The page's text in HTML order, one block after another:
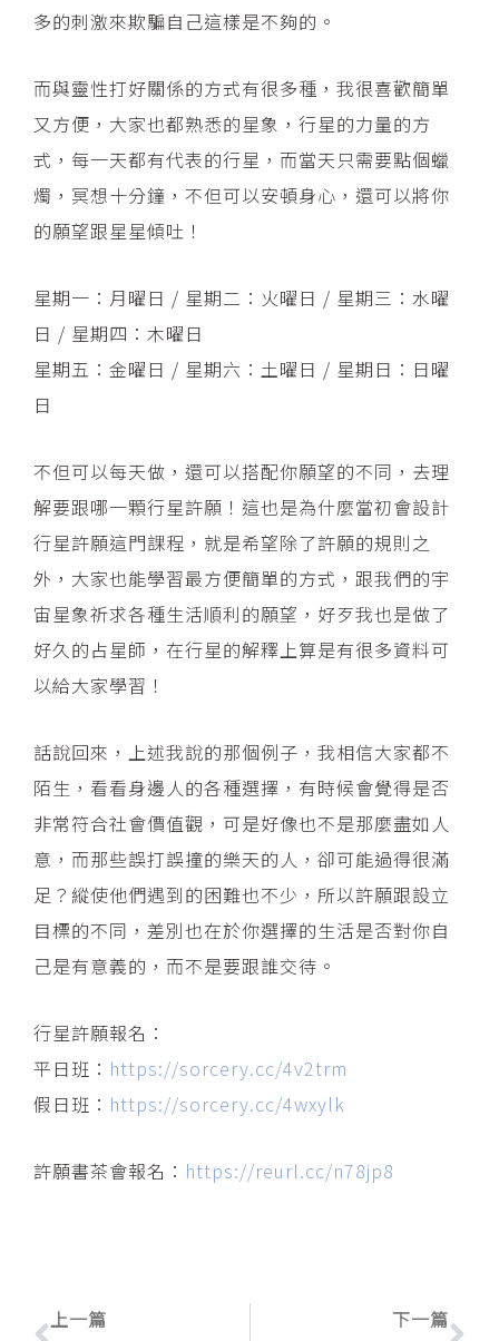
多的刺激來欺騙自己這樣是不夠的。
而與靈性打好關係的方式有很多種，我很喜歡簡單
又方便，大家也都熟悉的星象，行星的力量的方
式，每一天都有代表的行星，而當天只需要點個蠟
燭，冥想十分鐘，不但可以安頓身心，還可以將你
的願望跟星星傾吐！
星期一：月曜日 / 星期二：火曜日 / 星期三：水曜
日 / 星期四：木曜日
星期五：金曜日 / 星期六：土曜日 / 星期日：日曜
日
不但可以每天做，還可以搭配你願望的不同，去理
解要跟哪一顆行星許願！這也是為什麼當初會設計
行星許願這門課程，就是希望除了許願的規則之
外，大家也能學習最方便簡單的方式，跟我們的宇
宙星象祈求各種生活順利的願望，好歹我也是做了
好久的占星師，在行星的解釋上算是有很多資料可
以給大家學習！
話說回來，上述我說的那個例子，我相信大家都不
陌生，看看身邊人的各種選擇，有時候會覺得是否
非常符合社會價值觀，可是好像也不是那麼盡如人
意，而那些誤打誤撞的樂天的人，卻可能過得很滿
足？縱使他們遇到的困難也不少，所以許願跟設立
目標的不同，差別也在於你選擇的生活是否對你自
己是有意義的，而不是要跟誰交待。
行星許願報名：
平日班： https://sorcery.cc/4v2trm
假日班： https://sorcery.cc/4wxylk
許願書茶會報名： https://reurl.cc/n78jp8
上一頁
上一篇 下一篇下